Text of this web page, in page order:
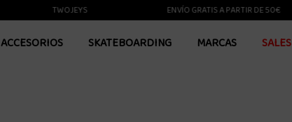
TWOJEYS ENVÍO GRATIS A PARTIR DE 50€
ACCESORIOS SKATEBOARDING MARCAS SALES